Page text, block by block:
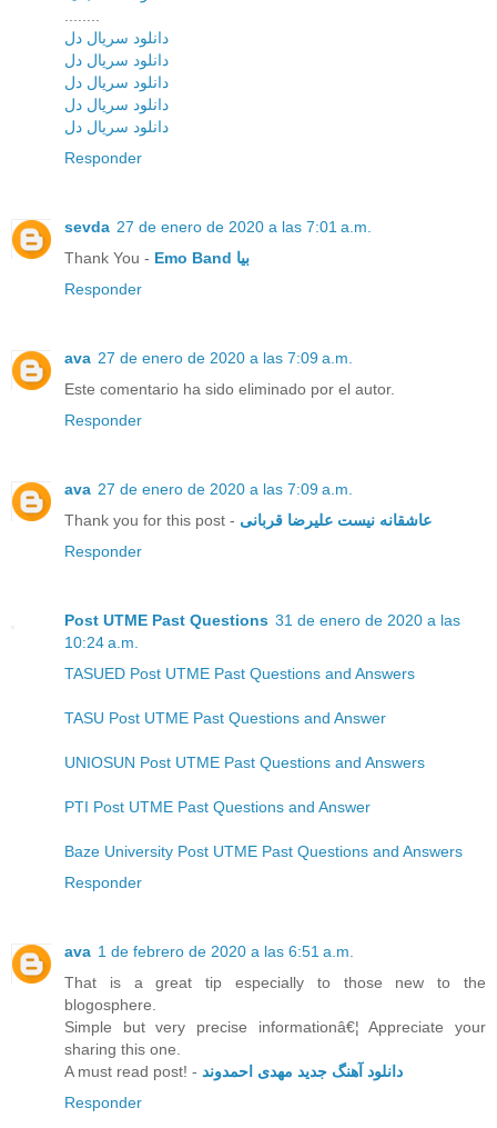
........
دانلود سریال دل
دانلود سریال دل
دانلود سریال دل
دانلود سریال دل
دانلود سریال دل
Responder
sevda 27 de enero de 2020 a las 7:01 a.m.
Thank You -
Emo Band بیا
Responder
ava 27 de enero de 2020 a las 7:09 a.m.
Este comentario ha sido eliminado por el autor.
Responder
ava 27 de enero de 2020 a las 7:09 a.m.
Thank you for this post - عاشقانه نیست علیرضا قربانی
Responder
Post UTME Past Questions 31 de enero de 2020 a las
10:24 a.m.
TASUED Post UTME Past Questions and Answers
TASU Post UTME Past Questions and Answer
UNIOSUN Post UTME Past Questions and Answers
PTI Post UTME Past Questions and Answer
Baze University Post UTME Past Questions and Answers
Responder
ava 1 de febrero de 2020 a las 6:51 a.m.
That is a great tip especially to those new to the
blogosphere.
Simple but very precise informationâ€¦ Appreciate your
sharing this one.
A must read post! - دانلود آهنگ جدید مهدی احمدوند
Responder